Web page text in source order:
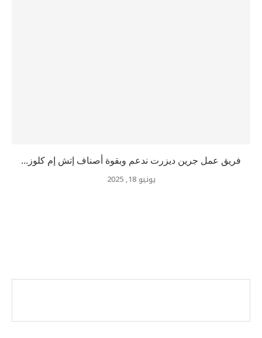
فريق عمل جرين ديزرت ندعم وبقوة أصناف إتش إم كلوز...
يونيو 18, 2025